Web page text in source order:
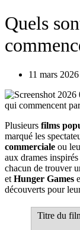
Quels
11 mars 2026
Plusieurs films
marqué les
commerciale ou
aux drames
chacun de trouver
et Hunger Games
découverts pour